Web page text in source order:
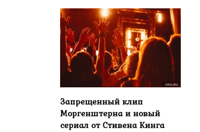
Запрещенный клип
Моргенштерна и новый
сериал от Стивена Кинга